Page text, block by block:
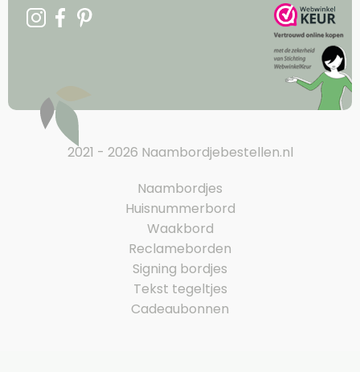
2021 - 2026 Naambordjebestellen.nl
Naambordjes
Huisnummerbord
Waakbord
Reclameborden
Signing bordjes
Tekst tegeltjes
Cadeaubonnen